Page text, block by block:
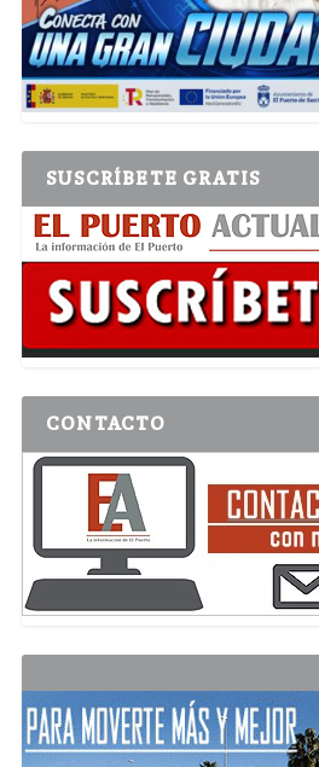
SUSCRÍBETE GRATIS
CONTACTO